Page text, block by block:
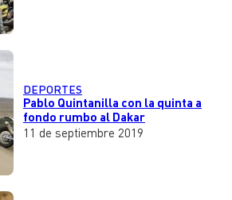
DEPORTES
Pablo Quintanilla con la quinta a
fondo rumbo al Dakar
11 de septiembre 2019